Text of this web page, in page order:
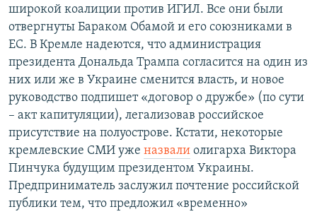
широкой коалиции против ИГИЛ. Все они были
отвергнуты Бараком Обамой и его союзниками в
ЕС. В Кремле надеются, что администрация
президента Дональда Трампа согласится на один из
них или же в Украине сменится власть, и новое
руководство подпишет «договор о дружбе» (по сути
– акт капитуляции), легализовав российское
присутствие на полуострове. Кстати, некоторые
кремлевские СМИ уже назвали олигарха Виктора
Пинчука будущим президентом Украины.
Предприниматель заслужил почтение российской
публики тем, что предложил «временно»